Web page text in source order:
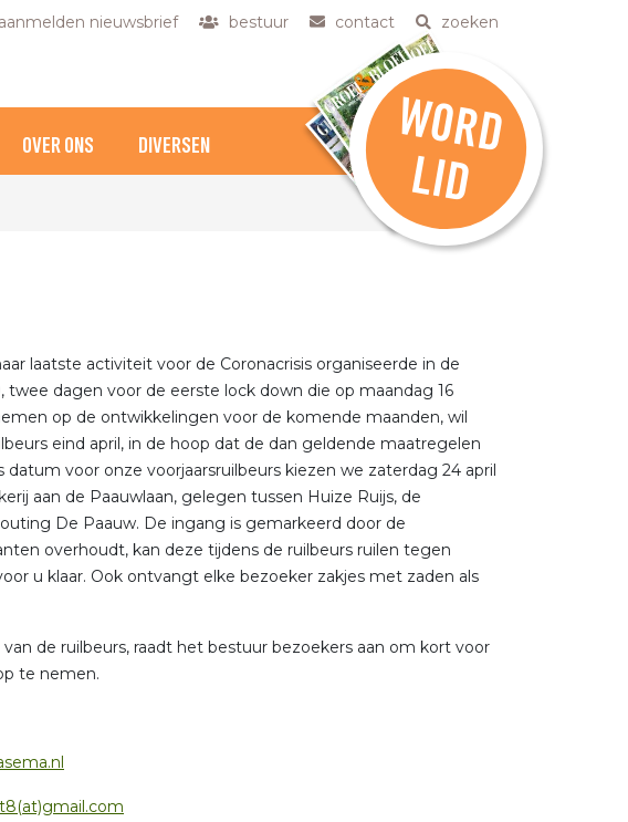
aanmelden nieuwsbrief bestuur contact zoeken
OVER ONS DIVERSEN W
O
R
D
L
ID
laatste activiteit voor de Coronacrisis organiseerde in de
dagen voor de eerste lock down die op maandag 16
op de ontwikkelingen voor de komende maanden, wil
eind april, in de hoop dat de dan geldende maatregelen
voor onze voorjaarsruilbeurs kiezen we zaterdag 24 april
aan de Paauwlaan, gelegen tussen Huize Ruijs, de
De Paauw. De ingang is gemarkeerd door de
overhoudt, kan deze tijdens de ruilbeurs ruilen tegen
u klaar. Ook ontvangt elke bezoeker zakjes met zaden als
de ruilbeurs, raadt het bestuur bezoekers aan om kort voor
te nemen.